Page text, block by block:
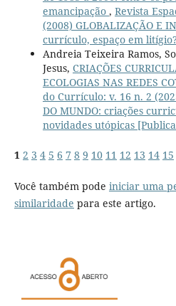
emancipação , Revista
(2008) GLOBALIZAÇÃO E
currículo, espaço em
Andreia Teixeira Ramos,
Jesus, CRIAÇÕES
ECOLOGIAS NAS REDES
do Currículo: v. 16 n. 2
DO MUNDO: criações
novidades utópicas
1 2 3 4 5 6 7 8 9 10 11 12 13 14 15
Você também pode iniciar uma
similaridade para este artigo.